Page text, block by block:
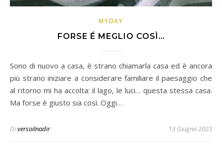
MYDAY
FORSE É MEGLIO COSÌ…
Sono di nuovo a casa, è strano chiamarla casa ed è ancora
più strano iniziare a considerare familiare il paesaggio che
al ritorno mi ha accolta: il lago, le luci… questa stessa casa.
Ma forse è giusto sia così. Oggi…
Diversoilnadir 13 Giugno 2023